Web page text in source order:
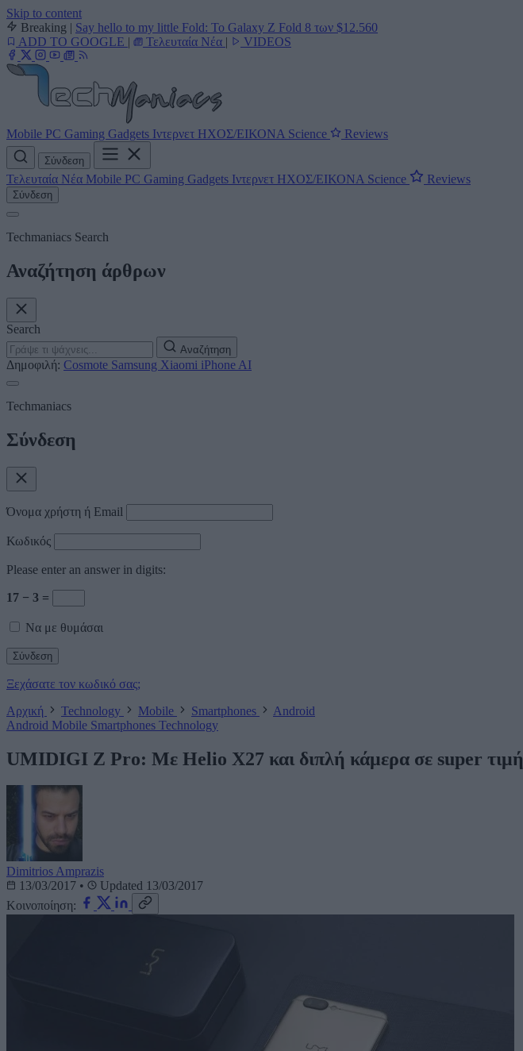
Skip to content
Breaking | Say hello to my little Fold: Το Galaxy Z Fold 8 των $12.560
ADD TO GOOGLE | Τελευταία Νέα | VIDEOS
Mobile PC Gaming Gadgets Ιντερνετ ΗΧΟΣ/ΕΙΚΟΝΑ Science Reviews
Σύνδεση
Τελευταία Νέα Mobile PC Gaming Gadgets Ιντερνετ ΗΧΟΣ/ΕΙΚΟΝΑ Science Reviews
Σύνδεση
Techmaniacs Search
Αναζήτηση άρθρων
Search
Αναζήτηση
Δημοφιλή: Cosmote Samsung Xiaomi iPhone AI
Techmaniacs
Σύνδεση
Όνομα χρήστη ή Email
Κωδικός
Please enter an answer in digits:
17 − 3 =
Να με θυμάσαι
Ξεχάσατε τον κωδικό σας;
Αρχική
Technology Mobile Smartphones
Android
Android Mobile Smartphones Technology
UMIDIGI Z Pro: Με Helio X27 και διπλή κάμερα σε super τιμή
Dimitrios Amprazis
13/03/2017 •
Updated 13/03/2017
Κοινοποίηση: